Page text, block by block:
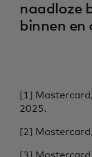
naadloze
binnen en
[1]
2025.
[2]
[3]